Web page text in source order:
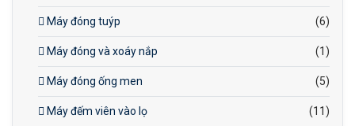
Máy đóng tuýp (6)
Máy đóng và xoáy nắp (1)
Máy đóng ống men (5)
Máy đếm viên vào lọ (11)